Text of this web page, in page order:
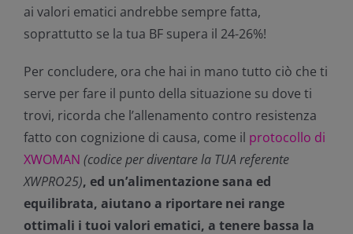
ai valori ematici andrebbe sempre fatta,
soprattutto se la tua BF supera il 24-26%!
Per concludere, ora che hai in mano tutto ciò che ti
serve per fare il punto della situazione su dove ti
trovi, ricorda che l’allenamento contro resistenza
fatto con cognizione di causa, come il protocollo di
XWOMAN (codice per diventare la TUA referente
XWPRO25), ed un’alimentazione sana ed
equilibrata, aiutano a riportare nei range
ottimali i tuoi valori ematici, a tenere bassa la